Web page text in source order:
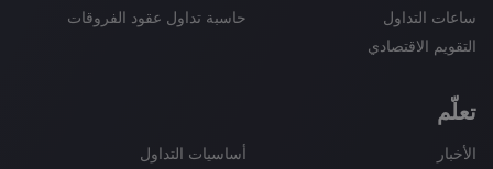
ساعات التداول
حاسبة تداول عقود الفروقات
التقويم الاقتصادي
تعلّم
الأخبار
أساسيات التداول